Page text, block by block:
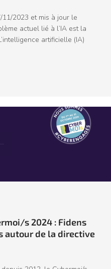
2023 et mis à jour le
actuel lié à l’IA est la
artificielle (IA)
s 2024 : Fidens
autour de la directive